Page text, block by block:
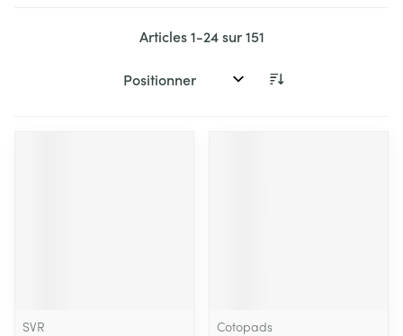
Articles1-24sur151
Trier par:
SVR
Cotopads